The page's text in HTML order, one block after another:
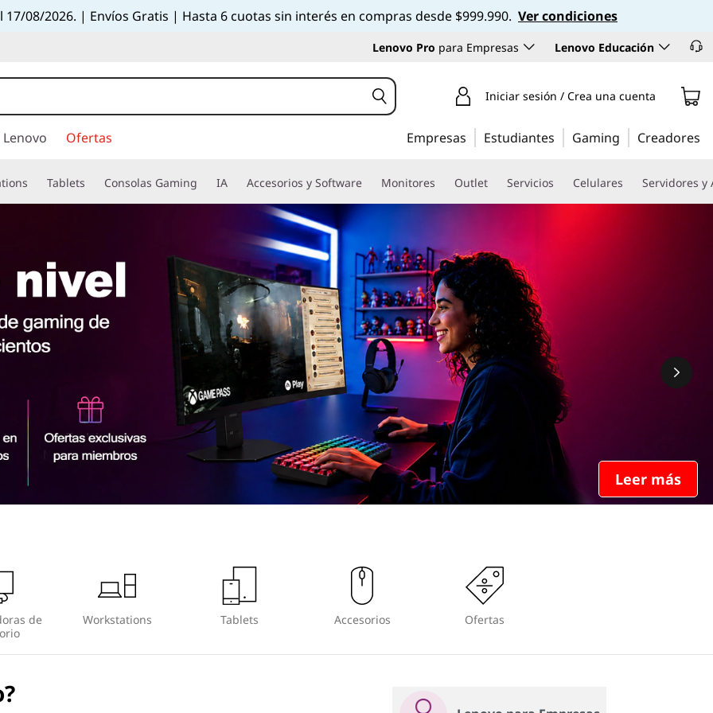
08/2026. | Envíos Gratis | Hasta 6 cuotas sin interés en compras desde $999.990. Ver condiciones
Lenovo Pro para Empresas Lenovo Educación
Iniciar sesión / Crea una cuenta
Ofertas Empresas Estudiantes Gaming Creadores
Tablets Consolas Gaming IA Accesorios y Software Monitores Outlet Servicios Celulares Servidores y
Leer más
de
Workstations Tablets Accesorios Ofertas